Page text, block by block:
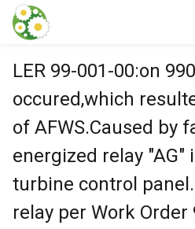
本文に飛ぶ
LER 99-001-00:on
occured,which
of AFWS.Caused by
energized relay "AG"
turbine control
relay per Work Order